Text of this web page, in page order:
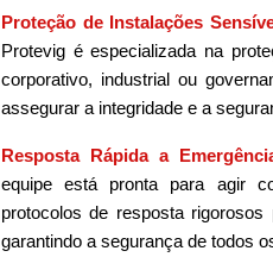
Proteção de Instalações
Protevig é especializada na
corporativo, industrial ou
assegurar a integridade e a
Resposta Rápida a
equipe está pronta para agir
protocolos de resposta
garantindo a segurança de todos